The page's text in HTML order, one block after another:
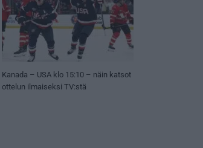
Kanada – USA klo 15:10 – näin katsot
ottelun ilmaiseksi TV:stä